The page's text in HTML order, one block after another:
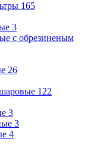
165
3
с обрезиненым
26
122
3
3
4